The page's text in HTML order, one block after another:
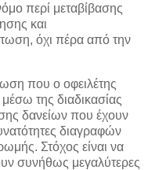
περί μεταβίβασης
και
όχι πέρα από την
που ο οφειλέτης
μέσω της διαδικασίας
δανείων που έχουν
διαγραφών
Στόχος είναι να
συνήθως μεγαλύτερες